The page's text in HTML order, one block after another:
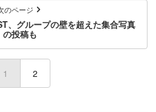
のページ
、グループの壁を超えた集合写真
の投稿も
1 (current)
2